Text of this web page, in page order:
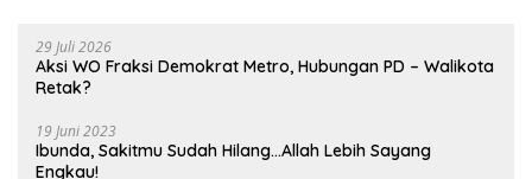
29 Juli 2026
Aksi WO Fraksi Demokrat Metro, Hubungan PD – Walikota
Retak?
19 Juni 2023
Ibunda, Sakitmu Sudah Hilang…Allah Lebih Sayang
Engkau!